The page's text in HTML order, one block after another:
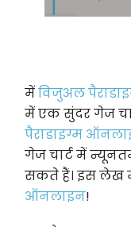
मेंविजुअल
में एक सुंदर गेज
पैराडाइग्म
गेज चार्ट में
सकते हैं। इस लेख
ऑनलाइन!